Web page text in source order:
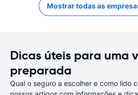
Mostrar todas as
Dicas úteis para uma
preparada
Qual o seguro a escolher e como lido